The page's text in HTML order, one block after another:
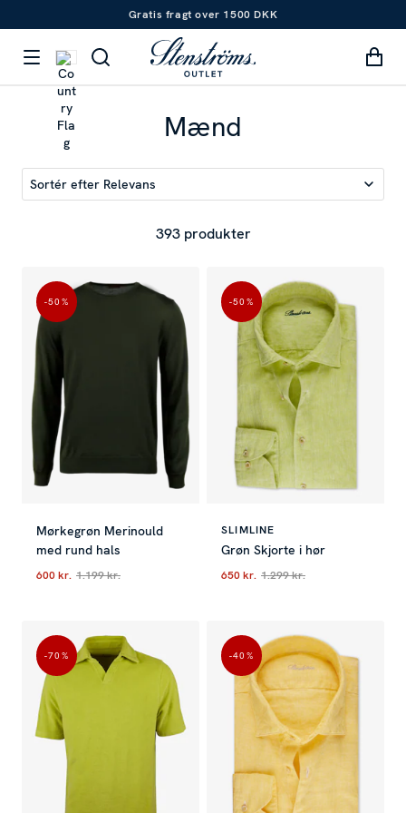
Gratis fragt over 1500 DKK
Mænd
Sortér efter Relevans
393 produkter
-50 %
Mørkegrøn Merinould
med rund hals
Nuværende pris Tidligere pris: 1.199 kr.
600 kr. 1.199 kr.
-50 %
SLIMLINE
Grøn Skjorte i hør
Nuværende pris
650 kr. 1.299 kr.
-70 % -40 %